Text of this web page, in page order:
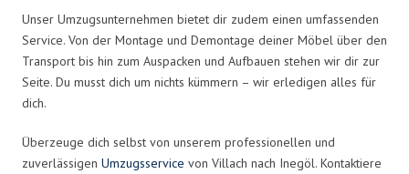
Unser Umzugsunternehmen bietet dir zudem einen umfassenden
Service. Von der Montage und Demontage deiner Möbel über den
Transport bis hin zum Auspacken und Aufbauen stehen wir dir zur
Seite. Du musst dich um nichts kümmern – wir erledigen alles für
dich.
Überzeuge dich selbst von unserem professionellen und
zuverlässigen Umzugsservice von Villach nach Inegöl. Kontaktiere